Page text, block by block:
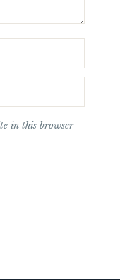
in this browser